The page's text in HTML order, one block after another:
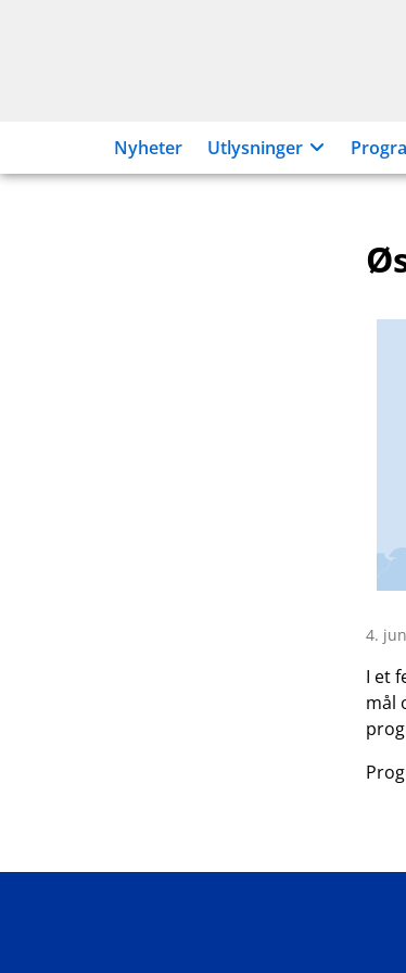
Nyheter Utlysninger
4.
I et
mål